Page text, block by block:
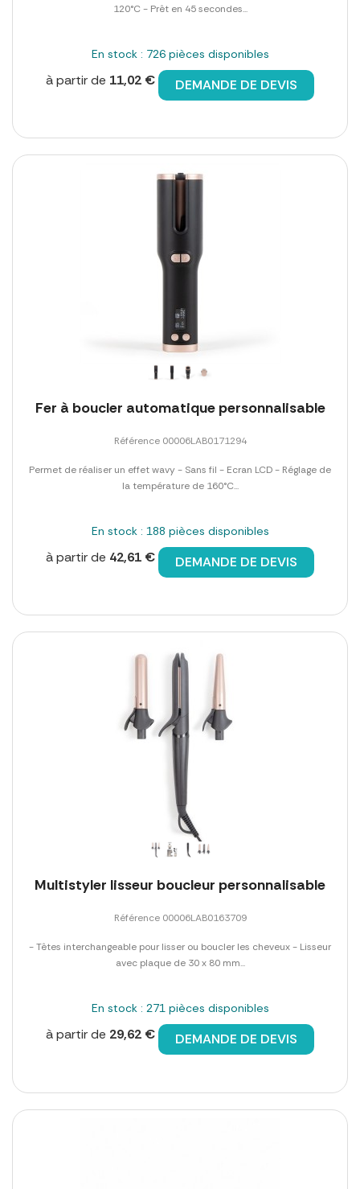
120°C - Prêt en 45 secondes...
En stock : 726 pièces disponibles
à partir de 11,02 € DEMANDE DE DEVIS
Fer à boucler automatique personnalisable
Référence 00006LAB0171294
Permet de réaliser un effet wavy - Sans fil - Ecran LCD - Réglage de
la température de 160°C...
En stock : 188 pièces disponibles
à partir de 42,61 € DEMANDE DE DEVIS
Multistyler lisseur boucleur personnalisable
Référence 00006LAB0163709
- Têtes interchangeable pour lisser ou boucler les cheveux - Lisseur
avec plaque de 30 x 80 mm...
En stock : 271 pièces disponibles
à partir de 29,62 € DEMANDE DE DEVIS